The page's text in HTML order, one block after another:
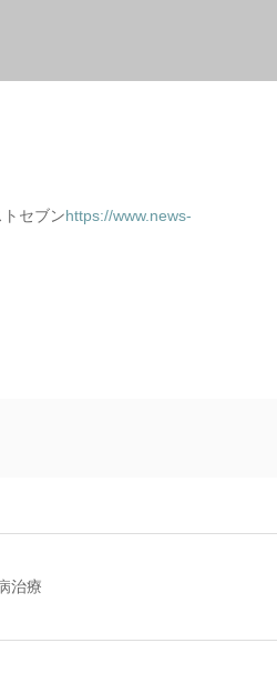
セブンhttps://www.news-
治療